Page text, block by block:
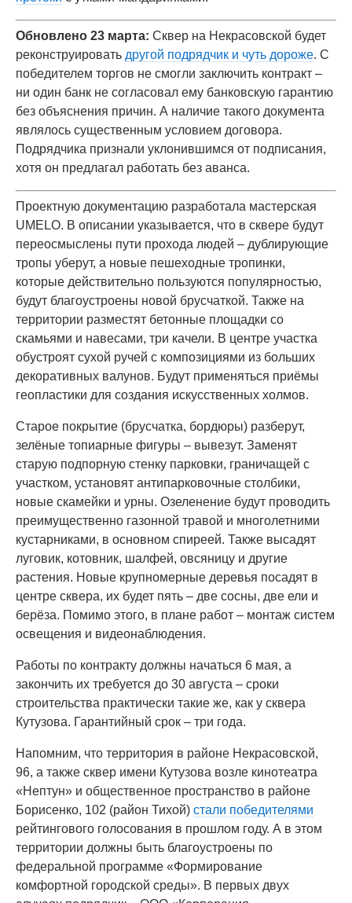
Обновлено 23 марта: Сквер на Некрасовской будет
реконструировать другой подрядчик и чуть дороже. С
победителем торгов не смогли заключить контракт –
ни один банк не согласовал ему банковскую гарантию
без объяснения причин. А наличие такого документа
являлось существенным условием договора.
Подрядчика признали уклонившимся от подписания,
хотя он предлагал работать без аванса.
Проектную документацию разработала мастерская
UMELO. В описании указывается, что в сквере будут
переосмыслены пути прохода людей – дублирующие
тропы уберут, а новые пешеходные тропинки,
которые действительно пользуются популярностью,
будут благоустроены новой брусчаткой. Также на
территории разместят бетонные площадки со
скамьями и навесами, три качели. В центре участка
обустроят сухой ручей с композициями из больших
декоративных валунов. Будут применяться приёмы
геопластики для создания искусственных холмов.
Старое покрытие (брусчатка, бордюры) разберут,
зелёные топиарные фигуры – вывезут. Заменят
старую подпорную стенку парковки, граничащей с
участком, установят антипарковочные столбики,
новые скамейки и урны. Озеленение будут проводить
преимущественно газонной травой и многолетними
кустарниками, в основном спиреей. Также высадят
луговик, котовник, шалфей, овсяницу и другие
растения. Новые крупномерные деревья посадят в
центре сквера, их будет пять – две сосны, две ели и
берёза. Помимо этого, в плане работ – монтаж систем
освещения и видеонаблюдения.
Работы по контракту должны начаться 6 мая, а
закончить их требуется до 30 августа – сроки
строительства практически такие же, как у сквера
Кутузова. Гарантийный срок – три года.
Напомним, что территория в районе Некрасовской,
96, а также сквер имени Кутузова возле кинотеатра
«Нептун» и общественное пространство в районе
Борисенко, 102 (район Тихой) стали победителями
рейтингового голосования в прошлом году. А в этом
территории должны быть благоустроены по
федеральной программе «Формирование
комфортной городской среды». В первых двух